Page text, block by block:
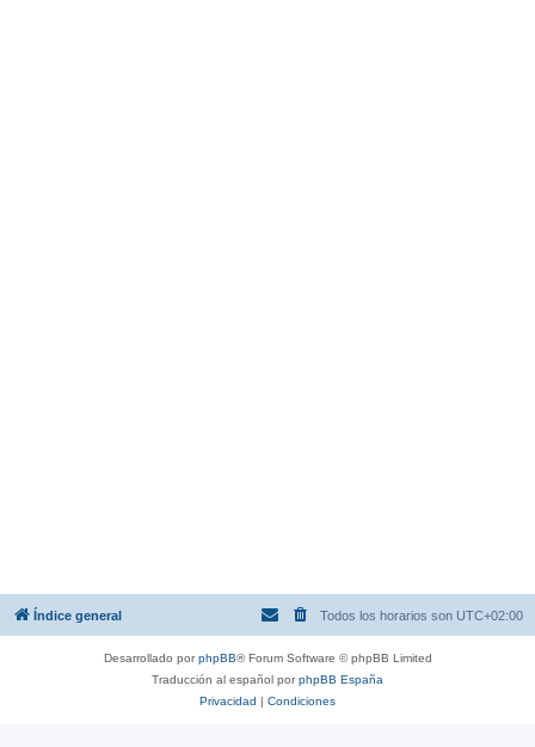
Índice general Todos los horarios son UTC+02:00
Desarrollado porphpBB® Forum Software © phpBB Limited
Traducción al español porphpBB España
Privacidad | Condiciones